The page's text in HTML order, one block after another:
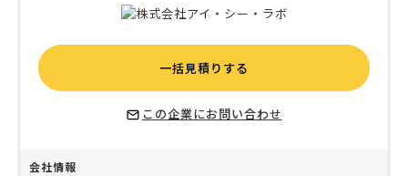
一括見積りする
この企業にお問い合わせ
会社情報